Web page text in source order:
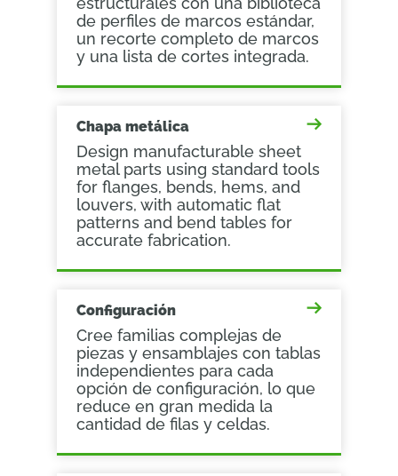
de perfiles de marcos estándar,
un recorte completo de marcos
y una lista de cortes integrada.
Chapa metálica
Design manufacturable sheet
metal parts using standard tools
for flanges, bends, hems, and
louvers, with automatic flat
patterns and bend tables for
accurate fabrication.
Configuración
Cree familias complejas de
piezas y ensamblajes con tablas
independientes para cada
opción de configuración, lo que
reduce en gran medida la
cantidad de filas y celdas.